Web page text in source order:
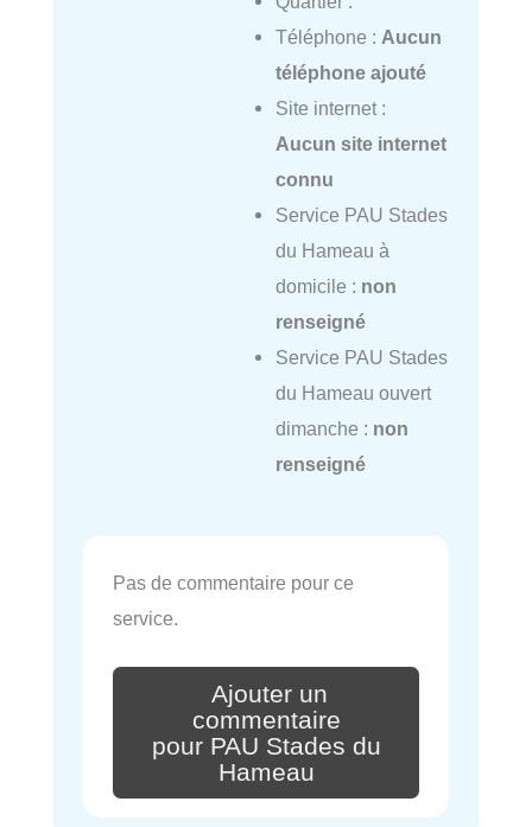
Téléphone : Aucun
téléphone ajouté
Site internet :
Aucun site internet
connu
Service PAU Stades
du Hameau à
domicile : non
renseigné
Service PAU Stades
du Hameau ouvert
dimanche : non
renseigné
Pas de commentaire pour ce
service.
Ajouter un
commentaire
pour PAU Stades du
Hameau